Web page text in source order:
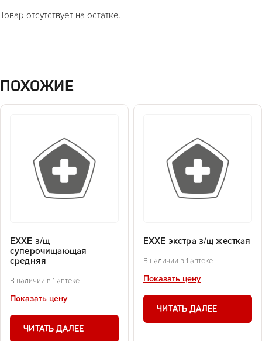
Товар отсутствует на остатке.
ПОХОЖИЕ
EXXE з/щ
суперочищающая
средняя
В наличии в 1 аптеке
Показать цену
ЧИТАТЬ ДАЛЕЕ
EXXE экстра з/щ жесткая
В наличии в 1 аптеке
Показать цену
ЧИТАТЬ ДАЛЕЕ